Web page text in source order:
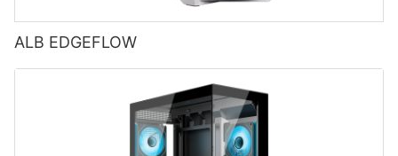
ALB EDGEFLOW